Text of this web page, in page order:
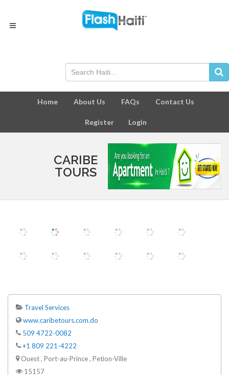
Home About Us FAQs Contact Us
Register Login
CARIBE
TOURS
Travel Services
www.caribetours.com.do
509 4722-0082
+1 809 221-4222
Ouest , Port-au-Prince , Petion-Ville
15157